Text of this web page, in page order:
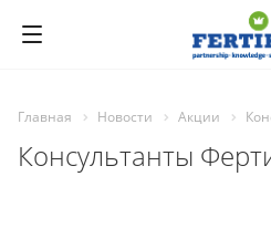
Главная Новости Акции
Консультанты